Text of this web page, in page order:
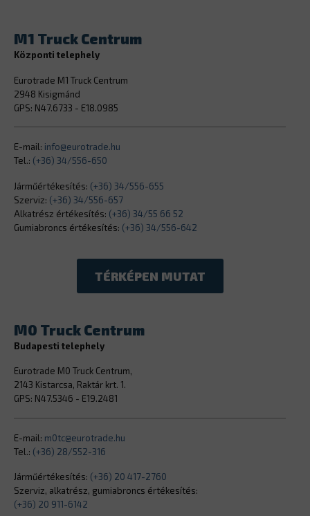
M1 Truck Centrum
Központi telephely
Eurotrade M1 Truck Centrum
2948 Kisigmánd
GPS: N47.6733 - E18.0985
E-mail: info@eurotrade.hu
Tel.: (+36) 34/556-650
Járműértékesítés: (+36) 34/556-655
Szerviz: (+36) 34/556-657
Alkatrész értékesítés: (+36) 34/55 66 52
Gumiabroncs értékesítés: (+36) 34/556-642
TÉRKÉPEN MUTAT
M0 Truck Centrum
Budapesti telephely
Eurotrade M0 Truck Centrum,
2143 Kistarcsa, Raktár krt. 1.
GPS: N47.5346 - E19.2481
E-mail: m0tc@eurotrade.hu
Tel.: (+36) 28/552-316
Járműértékesítés: (+36) 20 417-2760
Szerviz, alkatrész, gumiabroncs értékesítés:
(+36) 20 911-6142